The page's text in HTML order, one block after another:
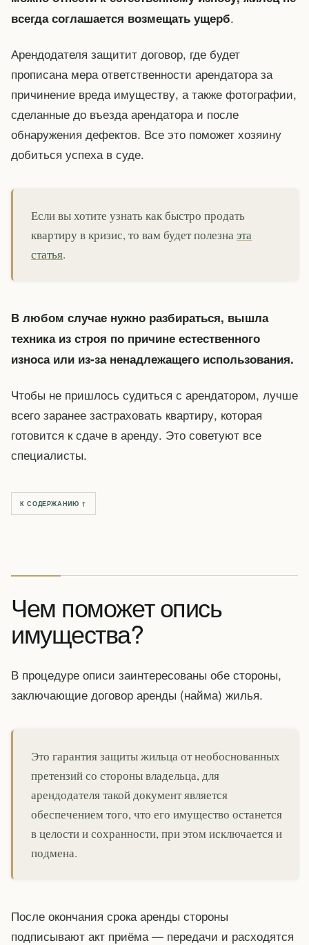
всегда соглашается возмещать ущерб.
Арендодателя защитит договор, где будет
прописана мера ответственности арендатора за
причинение вреда имуществу, а также фотографии,
сделанные до въезда арендатора и после
обнаружения дефектов. Все это поможет хозяину
добиться успеха в суде.
Если вы хотите узнать как быстро продать
квартиру в кризис, то вам будет полезна эта
статья.
В любом случае нужно разбираться, вышла
техника из строя по причине естественного
износа или из-за ненадлежащего использования.
Чтобы не пришлось судиться с арендатором, лучше
всего заранее застраховать квартиру, которая
готовится к сдаче в аренду. Это советуют все
специалисты.
К СОДЕРЖАНИЮ ↑
Чем поможет опись
имущества?
В процедуре описи заинтересованы обе стороны,
заключающие договор аренды (найма) жилья.
Это гарантия защиты жильца от необоснованных
претензий со стороны владельца, для
арендодателя такой документ является
обеспечением того, что его имущество останется
в целости и сохранности, при этом исключается и
подмена.
После окончания срока аренды стороны
подписывают акт приёма — передачи и расходятся